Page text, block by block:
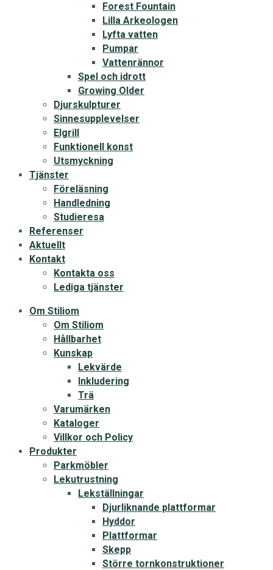
Forest Fountain
Lilla Arkeologen
Lyfta vatten
Pumpar
Vattenrännor
Spel och idrott
Growing Older
Djurskulpturer
Sinnesupplevelser
Elgrill
Funktionell konst
Utsmyckning
Tjänster
Föreläsning
Handledning
Studieresa
Referenser
Aktuellt
Kontakt
Kontakta oss
Lediga tjänster
Om Stiliom
Om Stiliom
Hållbarhet
Kunskap
Lekvärde
Inkludering
Trä
Varumärken
Kataloger
Villkor och Policy
Produkter
Parkmöbler
Lekutrustning
Lekställningar
Djurliknande plattformar
Hyddor
Plattformar
Skepp
Större tornkonstruktioner